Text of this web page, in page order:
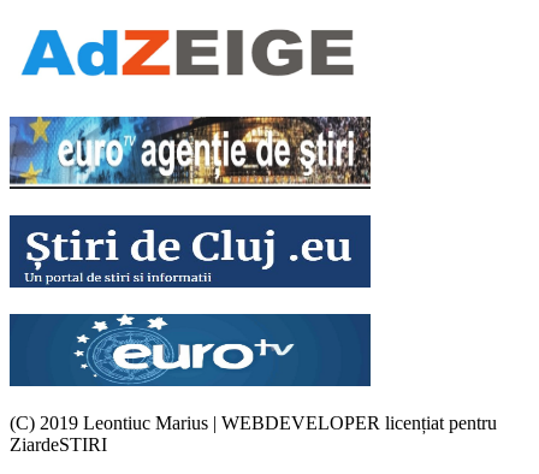
(C) 2019 Leontiuc Marius | WEBDEVELOPER licențiat pentru
ZiardeSTIRI